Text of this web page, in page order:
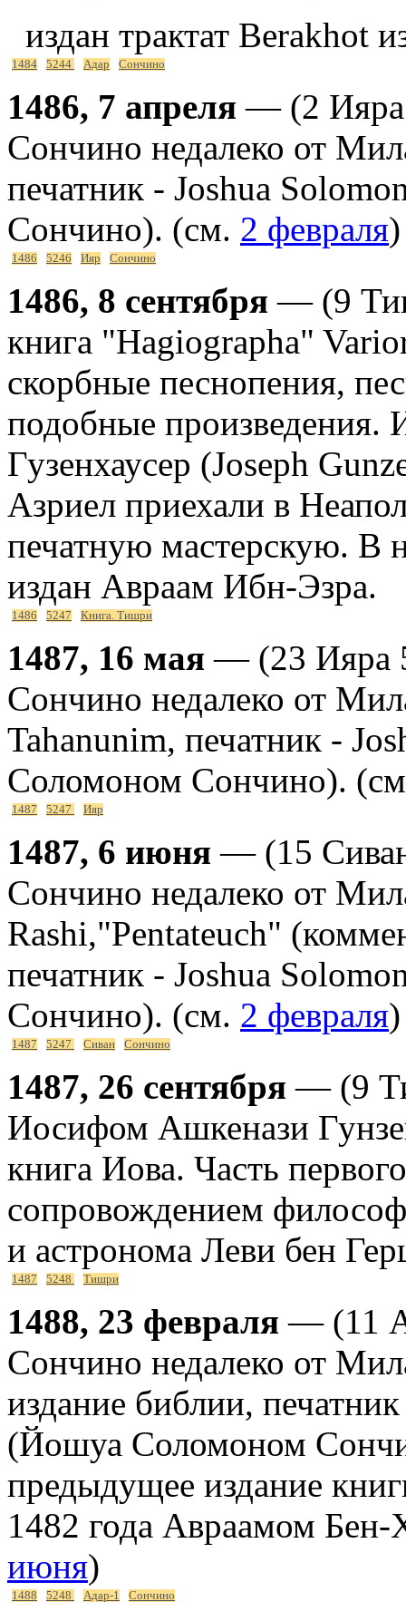
издан трактат Berakhot
1484 5244 Адар Сончино
1486, 7 апреля — (2 Ияра
Сончино недалеко от
печатник - Joshua
Сончино). (см. 2 февраля)
1486 5246 Ияр Сончино
1486, 8 сентября — (9
книга "Hagiographa"
скорбные песнопения,
подобные произведения.
Гузенхаусер (Joseph
Азриел приехали в
печатную мастерскую. В
издан Авраам Ибн-Эзра.
1486 5247 Книга. Тишри
1487, 16 мая — (23 Ияра
Сончино недалеко от
Tahanunim, печатник -
Соломоном Сончино).
1487 5247 Ияр
1487, 6 июня — (15
Сончино недалеко от
Rashi,"Pentateuch"
печатник - Joshua
Сончино). (см. 2 февраля)
1487 5247 Сиван Сончино
1487, 26 сентября — (9
Иосифом Ашкенази
книга Иова. Часть
сопровождением
и астронома Леви бен
1487 5248 Тишри
1488, 23 февраля — (11
Сончино недалеко от
издание библии,
(Йошуа Соломоном
предыдущее издание
1482 года Авраамом
июня)
1488 5248 Адар-1 Сончино